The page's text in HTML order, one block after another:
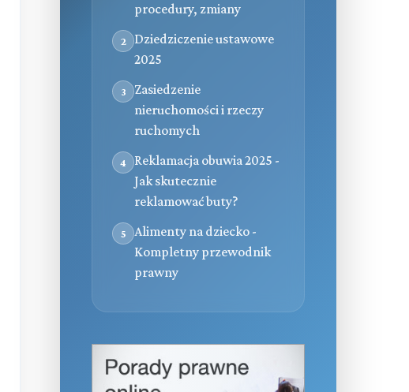
procedury, zmiany
2
Dziedziczenie ustawowe
2025
3
Zasiedzenie
nieruchomości i rzeczy
ruchomych
4
Reklamacja obuwia 2025 -
Jak skutecznie
reklamować buty?
5
Alimenty na dziecko -
Kompletny przewodnik
prawny